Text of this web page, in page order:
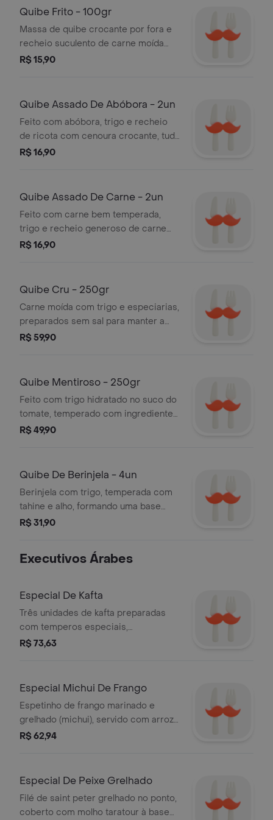
sabor da categoria para comer com a
mão. serve 1 pessoa
Quibe Frito - 100gr
Massa de quibe crocante por fora e
recheio suculento de carne moída
com ervas, especiarias e nozes.
sabor da categoria para comer com a
R$ 15,90
Quibe Assado De Abóbora - 2un
Feito com abóbora, trigo e recheio
de ricota com cenoura crocante, tudo
temperado com especiarias árabes.
quentes. perfeito para quem busca
pessoa
R$ 16,90
Quibe Assado De Carne - 2un
Feito com carne bem temperada,
trigo e recheio generoso de carne
moída, nozes e especiarias árabes.
categoria pratos quentes, ideal para
matar a fome com gosto. serve 1
pessoa
R$ 16,90
Quibe Cru - 250gr
Carne moída com trigo e especiarias,
preparados sem sal para manter a
umidade e o frescor. o tempero final
uma opção leve e saborosa da
categoria saladas e pastas. serve 1
pessoa
R$ 59,90
Quibe Mentiroso - 250gr
Feito com trigo hidratado no suco do
tomate, temperado com ingredientes
frescos e bem selecionados. uma
carne. destaque da categoria saladas
e pastas. serve 1 pessoa
R$ 49,90
Quibe De Berinjela - 4un
Berinjela com trigo, temperada com
tahine e alho, formando uma base
saborosa e nutritiva. servido em
ricota suave. uma opção veggie da
categoria saladas e pastas, ideal para
1 pessoa
R$ 31,90
Executivos Árabes
Especial De Kafta
Três unidades de kafta preparadas
com temperos especiais,
acompanhadas por arroz com lentilha
pessoa.
R$ 73,63
Especial Michui De Frango
Espetinho de frango marinado e
grelhado (michui), servido com arroz
com aletria e coalhada seca cremosa.
R$ 62,94
Especial De Peixe Grelhado
Filé de saint peter grelhado no ponto,
coberto com molho taratour à base